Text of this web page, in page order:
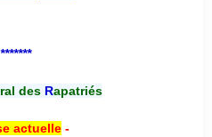
*******
desRapatriés
actuelle-